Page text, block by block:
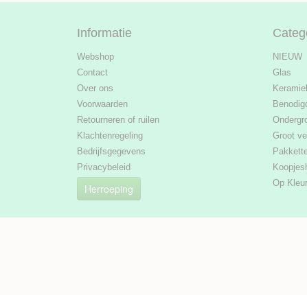
Informatie
Webshop
Contact
Over ons
Voorwaarden
Retourneren of ruilen
Klachtenregeling
Bedrijfsgegevens
Privacybeleid
Herroeping
NIEUW
Glas
Groot
Op Kleur